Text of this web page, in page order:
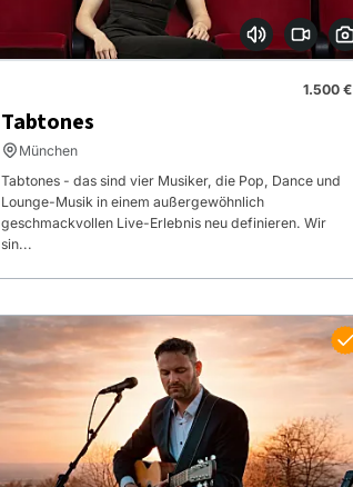
1.500 €
Tabtones
München
Tabtones - das sind vier Musiker, die Pop, Dance und
Lounge-Musik in einem außergewöhnlich
geschmackvollen Live-Erlebnis neu definieren. Wir
sin...